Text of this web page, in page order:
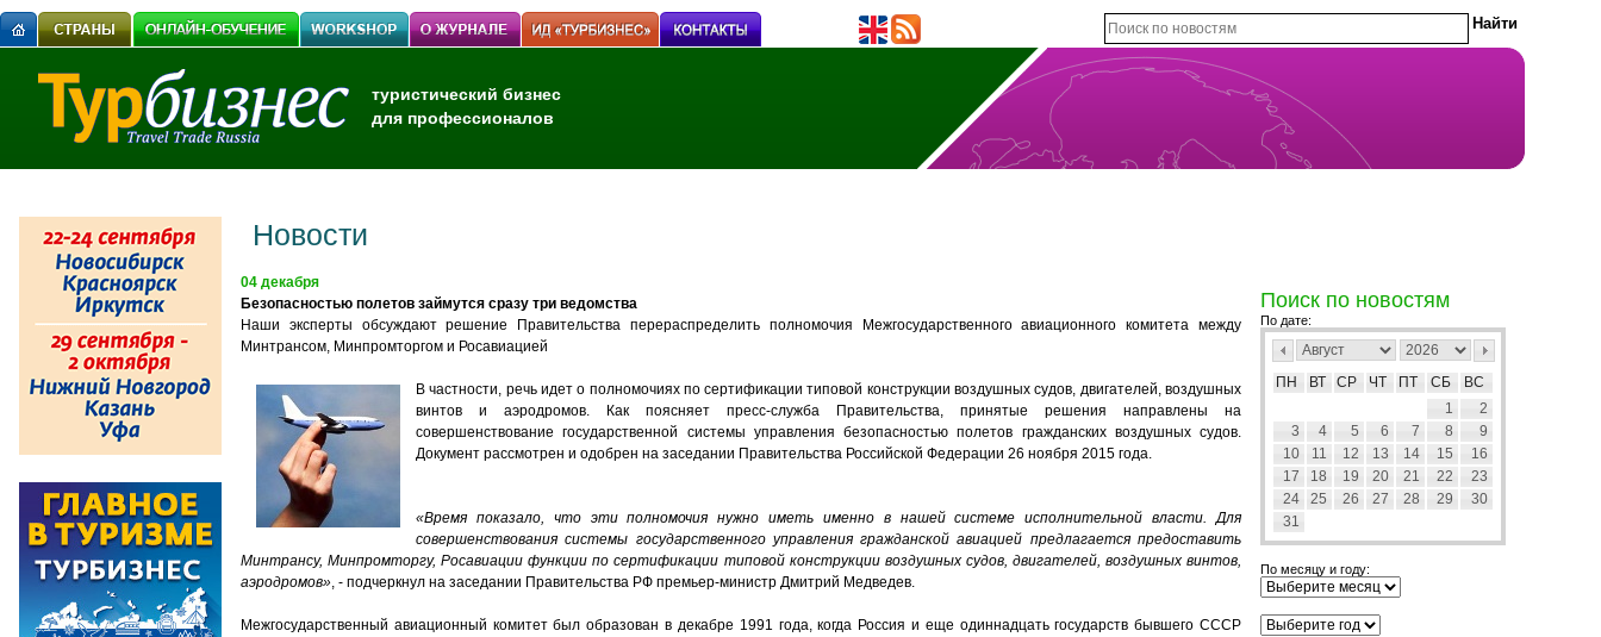
туристический бизнес
для профессионалов
Новости
04 декабря
Безопасностью полетов займутся сразу три ведомства
Наши эксперты обсуждают решение Правительства перераспределить полномочия Межгосударственного авиационного комитета между
Минтрансом, Минпромторгом и Росавиацией
В частности, речь идет о полномочиях по сертификации типовой конструкции воздушных судов, двигателей, воздушных
винтов и аэродромов. Как поясняет пресс-служба Правительства, принятые решения направлены на
совершенствование государственной системы управления безопасностью полетов гражданских воздушных судов.
Документ рассмотрен и одобрен на заседании Правительства Российской Федерации 26 ноября 2015 года.
«Время показало, что эти полномочия нужно иметь именно в нашей системе исполнительной власти. Для
совершенствования системы государственного управления гражданской авиацией предлагается предоставить
Минтрансу, Минпромторгу, Росавиации функции по сертификации типовой конструкции воздушных судов, двигателей, воздушных винтов,
аэродромов», - подчеркнул на заседании Правительства РФ премьер-министр Дмитрий Медведев.
Межгосударственный авиационный комитет был образован в декабре 1991 года, когда Россия и еще одиннадцать государств бывшего СССР
Поиск по новостям
По дате:
ПН ВТ СР ЧТ ПТ СБ
ВС
1
2
3
4 5 6 7 8
9
10
11 12 13 14 15
16
17
18 19 20 21 22
23
24
25 26 27 28 29
30
31
По месяцу и году: